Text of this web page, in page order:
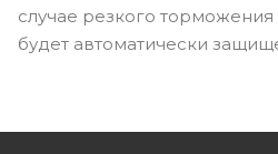
случае резкого
будет автоматически